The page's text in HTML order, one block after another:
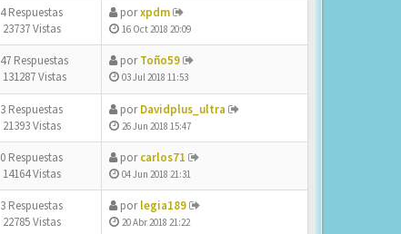
4 Respuestas
23737 Vistas
porxpdm
16 Oct 2018 20:09
47 Respuestas
131287 Vistas
porToño59
03 Jul 2018 11:53
3 Respuestas
21393 Vistas
porDavidplus_ultra
26 Jun 2018 15:47
0 Respuestas
14164 Vistas
porcarlos71
04 Jun 2018 21:31
3 Respuestas
22785 Vistas
porlegia189
20 Abr 2018 21:22